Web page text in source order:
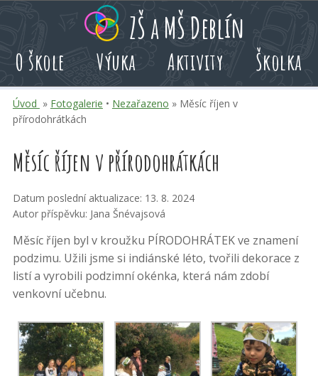
obsah
volby
akcí
ZŠ a MŠ Deblín
O škole Výuka Aktivity Školka
Úvod » Fotogalerie • Nezařazeno » Měsíc říjen v
přírodohrátkách
Měsíc říjen v přírodohrátkách
Datum poslední aktualizace: 13. 8. 2024
Autor příspěvku: Jana Šnévajsová
Měsíc říjen byl v kroužku PÍRODOHRÁTEK ve znamení
podzimu. Užili jsme si indiánské léto, tvořili dekorace z
listí a vyrobili podzimní okénka, která nám zdobí
venkovní učebnu.